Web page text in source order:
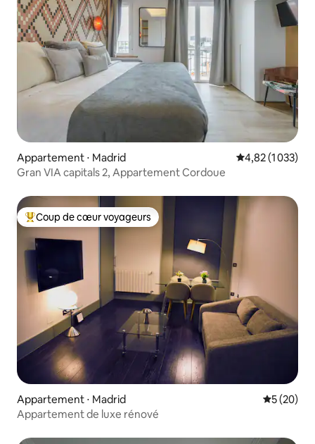
Appartement ⋅ Madrid Évaluation
4,82 (1 033)
Gran VIA capitals 2, Appartement Cordoue
Coups de cœur voyageurs les plus appréciés
Coup de cœur voyageurs
Appartement ⋅ Madrid
5 (20)
Appartement de luxe rénové